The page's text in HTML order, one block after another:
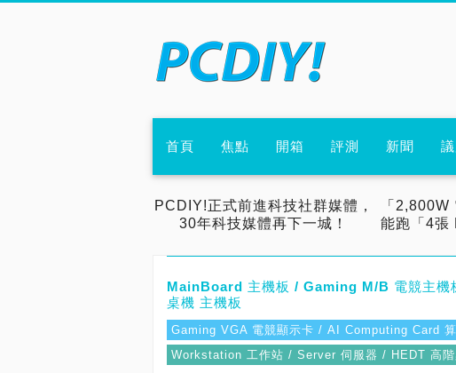
首頁 焦點 開箱 評測 新聞
PCDIY!正式前進科技社群媒體，
30年科技媒體再下一城！
「2,800W
能跑「4張
MainBoard 主機板 / Gaming M/B 電競主
桌機 主機板
Gaming VGA 電競顯示卡 / AI Computing Card
Workstation 工作站 / Server 伺服器 / HEDT 高